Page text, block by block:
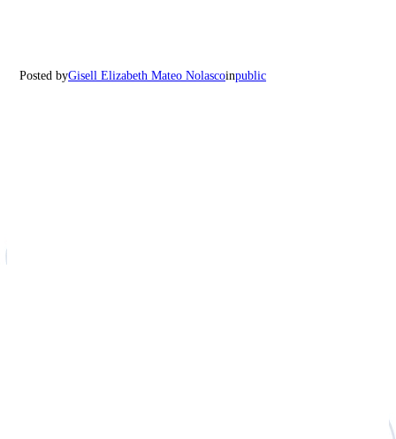
Posted byGisell Elizabeth Mateo Nolascoinpublic